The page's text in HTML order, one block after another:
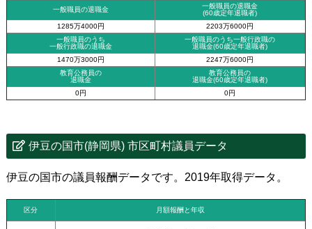
一般職員の退職金
一般職員の退職金
(60歳定年退職者)
1285万4000円
2203万6000円
一般職員のうち
一般行政職の退職金
一般職員のうち一般行政職の
退職金(60歳定年退職者)
1470万3000円
2247万6000円
教育公務員の
退職金
教育公務員の
退職金(60歳定年退職者)
0円
0円
伊豆の国市(静岡県) 市区町村議員データ
伊豆の国市の議員報酬データです。2019年取得データ。
区分 月額報酬と年収